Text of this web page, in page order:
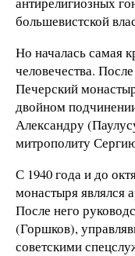
большевистской
Но началась самая
человечества.
Печерский
двойном
Александру
митрополиту
С 1940 года и до
монастыря
После него
(Горшков),
советскими